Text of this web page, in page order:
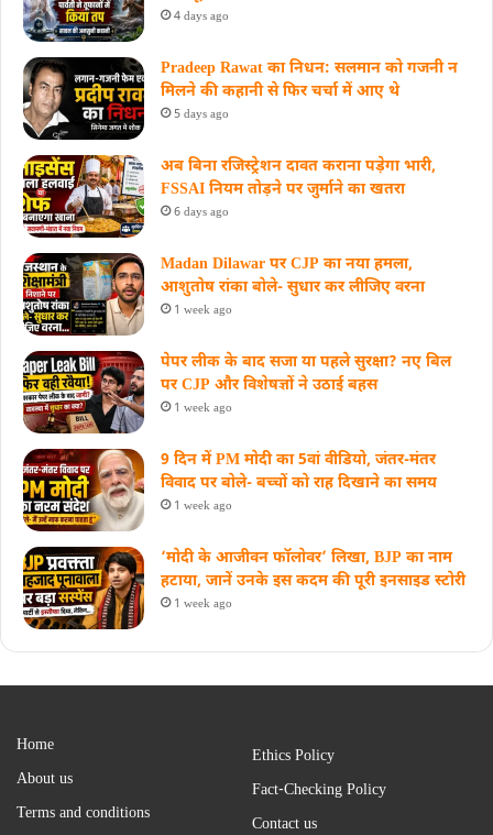
4 days ago
Pradeep Rawat का निधन: सलमान को गजनी न
मिलने की कहानी से फिर चर्चा में आए थे
5 days ago
अब बिना रजिस्ट्रेशन दावत कराना पड़ेगा भारी,
FSSAI नियम तोड़ने पर जुर्माने का खतरा
6 days ago
Madan Dilawar पर CJP का नया हमला,
आशुतोष रांका बोले- सुधार कर लीजिए वरना
1 week ago
पेपर लीक के बाद सजा या पहले सुरक्षा? नए बिल
पर CJP और विशेषज्ञों ने उठाई बहस
1 week ago
9 दिन में PM मोदी का 5वां वीडियो, जंतर-मंतर
विवाद पर बोले- बच्चों को राह दिखाने का समय
1 week ago
‘मोदी के आजीवन फॉलोवर’ लिखा, BJP का नाम
हटाया, जानें उनके इस कदम की पूरी इनसाइड स्‍टोरी
1 week ago
Home
About us
Terms and conditions
Ethics Policy
Fact-Checking Policy
Contact us